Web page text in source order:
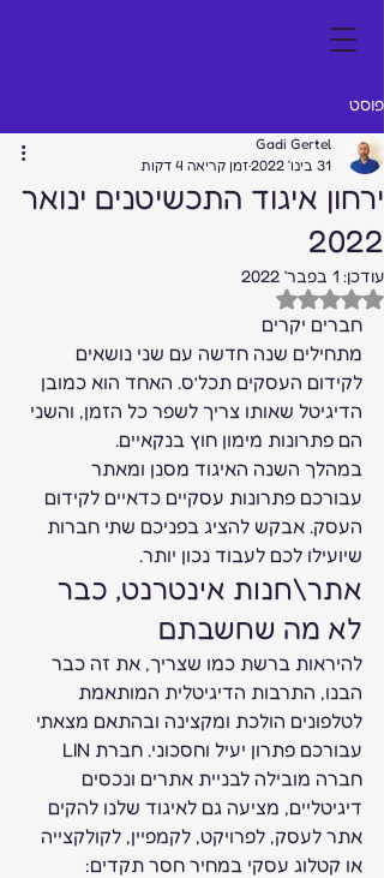
פוסט
ירחון איגוד התכשיטנים ינואר
2022
Gadi Gertel
31 בינו׳ 2022
זמן קריאה 4 דקות
עודכן: 1 בפבר׳ 2022
דירוג של NaN מתוך 5 כוכבים
חברים יקרים
מתחילים שנה חדשה עם שני נושאים
לקידום העסקים תכל’ס. האחד הוא כמובן
הדיגיטל שאותו צריך לשפר כל הזמן, והשני
הם פתרונות מימון חוץ בנקאיים.
במהלך השנה האיגוד מסנן ומאתר
עבורכם פתרונות עסקיים כדאיים לקידום
העסק. אבקש להציג בפניכם שתי חברות
שיועילו לכם לעבוד נכון יותר.
אתר\חנות אינטרנט, כבר
לא מה שחשבתם
להיראות ברשת כמו שצריך, את זה כבר
הבנו, התרבות הדיגיטלית המותאמת
לטלפונים הולכת ומקצינה ובהתאם מצאתי
חברה מובילה לבניית אתרים ונכסים
דיגיטליים, מציעה גם לאיגוד שלנו להקים
אתר לעסק, לפרויקט, לקמפיין, לקולקצייה
או קטלוג עסקי במחיר חסר תקדים: